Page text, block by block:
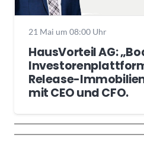
21 Mai um 08:00 Uhr
HausVorteil AG:
Release-
mit CEO und CFO.